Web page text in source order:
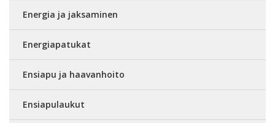
Energia ja jaksaminen
Energiapatukat
Ensiapu ja haavanhoito
Ensiapulaukut